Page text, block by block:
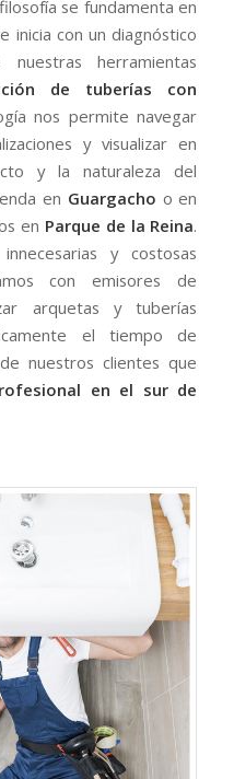
se fundamenta en
inicia con un diagnóstico
herramientas
de tuberías con
nos permite navegar
y visualizar en
y la naturaleza del
en Guargacho o en
en Parque de la Reina.
y costosas
con emisores de
arquetas y tuberías
el tiempo de
nuestros clientes que
en el sur de